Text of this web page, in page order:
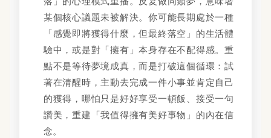
某個核心議題未被解決。你可能長期處於一種
「感覺即將獲得什麼，但最終落空」的生活體
驗中，或是對「擁有」本身存在不配得感。重
點不是等待夢境成真，而是打破這個循環：試
著在清醒時，主動去完成一件小事並肯定自己
的獲得，哪怕只是好好享受一頓飯、接受一句
讚美，重建「我值得擁有美好事物」的內在信
念。